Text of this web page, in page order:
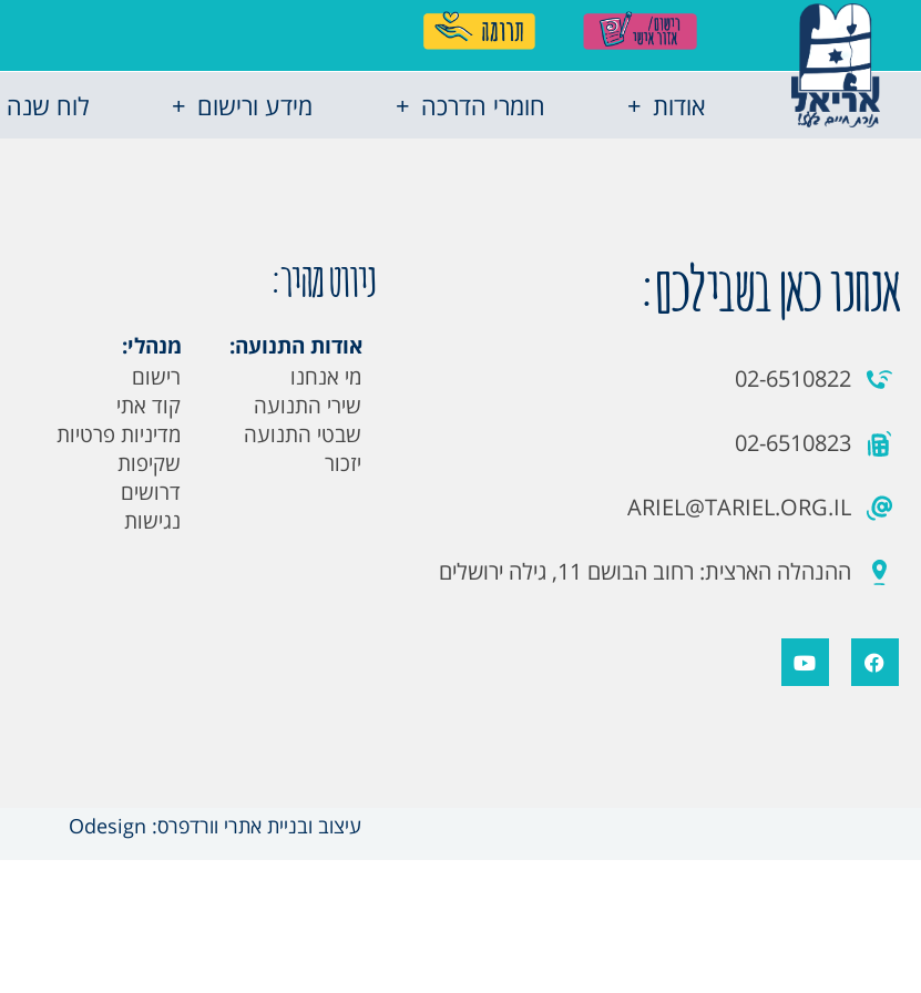
אודות חומרי הדרכה מידע ורישום לוח שנה
אנחנו כאן בשבילכם:
02-6510822
02-6510823
ARIEL@TARIEL.ORG.IL
ההנהלה הארצית: רחוב הבושם 11, גילה ירושלים
ניווט מהיר:
אודות התנועה:
מי אנחנו
שירי התנועה
שבטי התנועה
יזכור
מנהלי:
רישום
קוד אתי
מדיניות פרטיות
שקיפות
דרושים
נגישות
עיצוב ובניית אתרי וורדפרס: Odesign